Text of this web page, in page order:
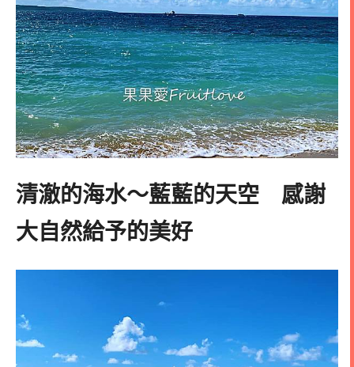
清澈的海水～藍藍的天空 感謝
大自然給予的美好